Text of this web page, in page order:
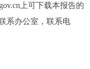
上可下载本报告的
系办公室，联系电